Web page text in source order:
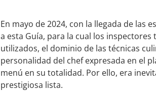
En mayo de 2024, con la llegada de las
a esta Guía, para la cual los
utilizados, el dominio de las técnicas
personalidad del chef expresada en el
menú en su totalidad. Por ello, era
prestigiosa lista.